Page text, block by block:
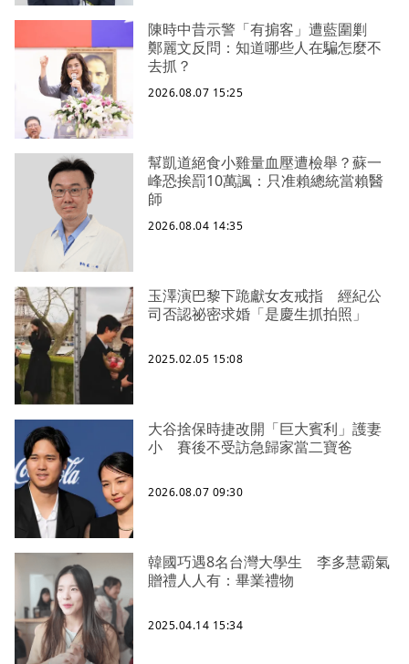
陳時中昔示警「有掮客」遭藍圍剿
鄭麗文反問：知道哪些人在騙怎麼不
去抓？
2026.08.07 15:25
幫凱道絕食小雞量血壓遭檢舉？蘇一
峰恐挨罰10萬諷：只准賴總統當賴醫
師
2026.08.04 14:35
玉澤演巴黎下跪獻女友戒指 經紀公
司否認祕密求婚「是慶生抓拍照」
2025.02.05 15:08
大谷捨保時捷改開「巨大賓利」護妻
小 賽後不受訪急歸家當二寶爸
2026.08.07 09:30
韓國巧遇8名台灣大學生 李多慧霸氣
贈禮人人有：畢業禮物
2025.04.14 15:34